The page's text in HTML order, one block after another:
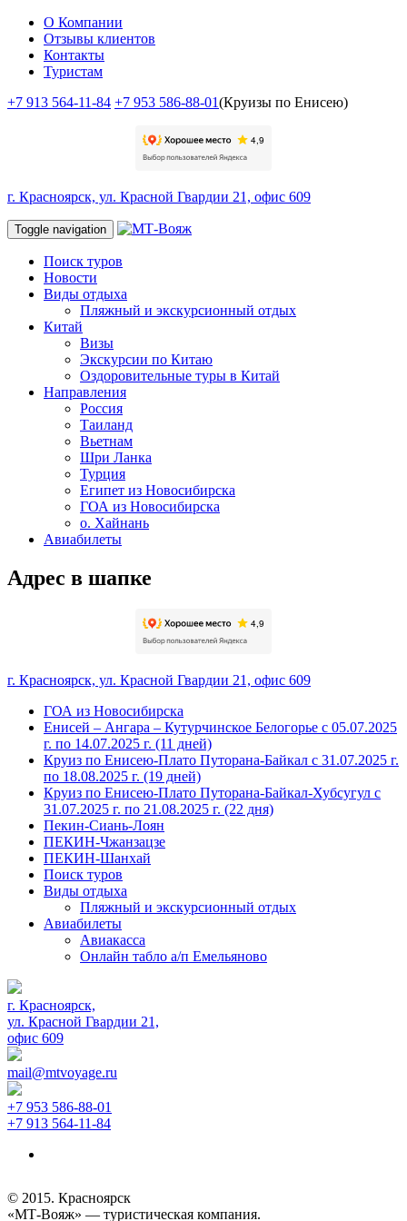
О Компании
Отзывы клиентов
Контакты
Туристам
+7 913 564-11-84 +7 953 586-88-01(Круизы по Енисею)
г. Красноярск, ул. Красной Гвардии 21, офис 609
Toggle navigation
Поиск туров
Новости
Виды отдыха
Пляжный и экскурсионный отдых
Китай
Визы
Экскурсии по Китаю
Оздоровительные туры в Китай
Направления
Россия
Таиланд
Вьетнам
Шри Ланка
Турция
Египет из Новосибирска
ГОА из Новосибирска
о. Хайнань
Авиабилеты
Адрес в шапке
г. Красноярск, ул. Красной Гвардии 21, офис 609
ГОА из Новосибирска
Енисей – Ангара – Кутурчинское Белогорье с 05.07.2025
г. по 14.07.2025 г. (11 дней)
Круиз по Енисею-Плато Путорана-Байкал с 31.07.2025 г.
по 18.08.2025 г. (19 дней)
Круиз по Енисею-Плато Путорана-Байкал-Хубсугул с
31.07.2025 г. по 21.08.2025 г. (22 дня)
Пекин-Сиань-Лоян
ПЕКИН-Чжанзацзе
ПЕКИН-Шанхай
Поиск туров
Виды отдыха
Пляжный и экскурсионный отдых
Авиабилеты
Авиакасса
Онлайн табло а/п Емельяново
г. Красноярск,
ул. Красной Гвардии 21,
офис 609
mail@mtvoyage.ru
+7 953 586-88-01
+7 913 564-11-84
© 2015. Красноярск
«МТ-Вояж» — туристическая компания.